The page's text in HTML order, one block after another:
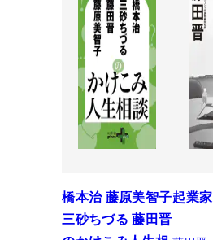
橋本治 藤原美智子
三砂ちづる 藤田晋
起業家